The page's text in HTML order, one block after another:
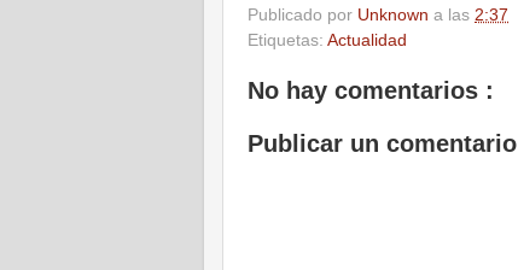
Publicado por Unknown a las 2:37
Etiquetas: Actualidad
No hay comentarios :
Publicar un comentario